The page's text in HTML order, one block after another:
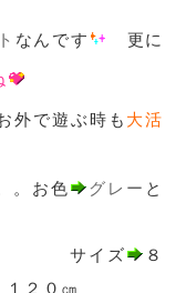
なんです 更に
お外で遊ぶ時も 大活
。お色 グレー と
８
２０㎝